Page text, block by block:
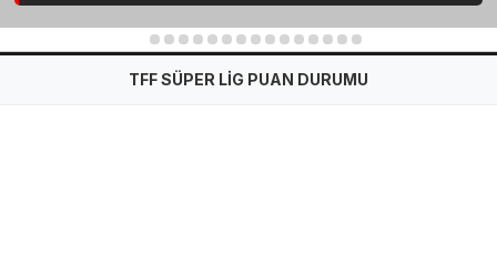
2 3 4 5 6 7 8 9 10 11 12 13 14 15
TFF SÜPER LİG PUAN DURUMU